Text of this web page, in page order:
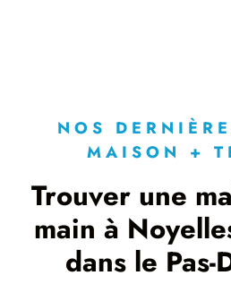
NOS
MAISON +
Trouver une
main à
dans le Pas-